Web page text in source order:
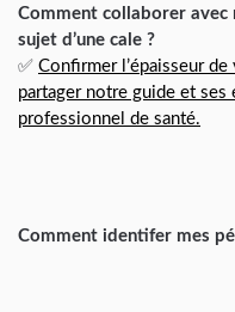
Comment collaborer avec
sujet d’une cale ?
✅ Confirmer l’épaisseur
partager notre guide et
professionnel de santé.
Comment identifer mes